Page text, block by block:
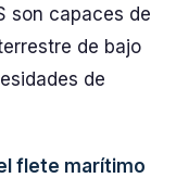
son capaces de
de bajo
de
flete marítimo